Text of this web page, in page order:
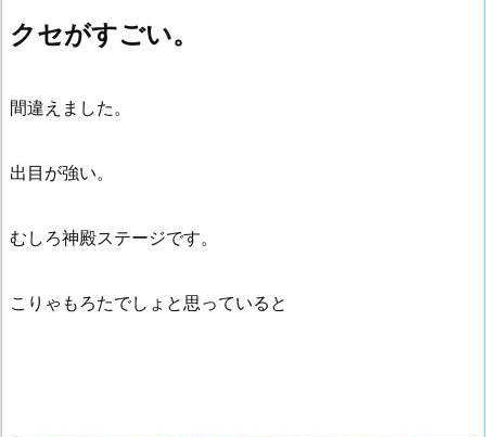
クセがすごい。
間違えました。
出目が強い。
むしろ神殿ステージです。
こりゃもろたでしょと思っていると